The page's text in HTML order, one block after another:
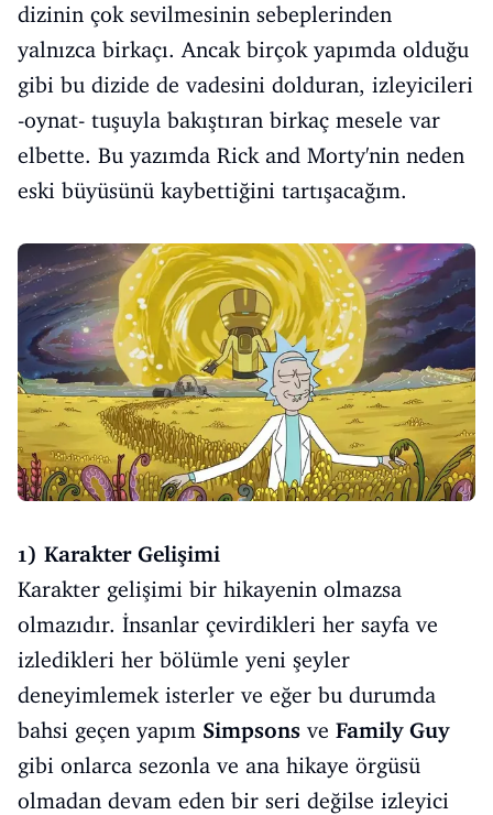
dizinin çok sevilmesinin sebeplerinden
yalnızca birkaçı. Ancak birçok yapımda olduğu
gibi bu dizide de vadesini dolduran, izleyicileri
-oynat- tuşuyla bakıştıran birkaç mesele var
elbette. Bu yazımda Rick and Morty'nin neden
eski büyüsünü kaybettiğini tartışacağım.
1) Karakter Gelişimi
Karakter gelişimi bir hikayenin olmazsa
olmazıdır. İnsanlar çevirdikleri her sayfa ve
izledikleri her bölümle yeni şeyler
deneyimlemek isterler ve eğer bu durumda
bahsi geçen yapım Simpsons ve Family Guy
gibi onlarca sezonla ve ana hikaye örgüsü
olmadan devam eden bir seri değilse izleyici